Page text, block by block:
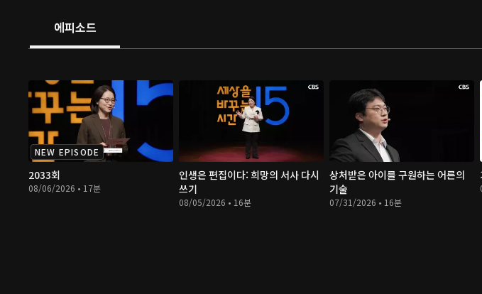
에피소드
NEW EPISODE
2033회
08/06/2026 • 17분
인생은 편집이다: 희망의 서사 다시
쓰기
08/05/2026 • 16분
상처받은 아이를 구원하는 어른의
기술
07/31/2026 • 16분